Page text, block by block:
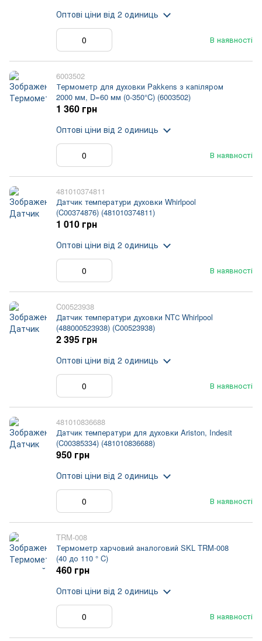
В наявності
Оптові ціни від 2 одиниць
6003502
Термометр для духовки Pakkens з капіляром
2000 мм, D=60 мм (0-350°C) (6003502)
В наявності
1 360 грн
Оптові ціни від 2 одиниць
481010374811
Датчик температури духовки Whirlpool
(C00374876) (481010374811)
В наявності
1 010 грн
Оптові ціни від 2 одиниць
C00523938
Датчик температури духовки NTС Whirlpool
(488000523938) (C00523938)
В наявності
2 395 грн
Оптові ціни від 2 одиниць
481010836688
Датчик температури для духовки Ariston, Indesit
(C00385334) (481010836688)
В наявності
950 грн
Оптові ціни від 2 одиниць
TRM-008
Термометр харчовий аналоговий SKL TRM-008
(40 до 110 ° C)
В наявності
460 грн
Оптові ціни від 2 одиниць